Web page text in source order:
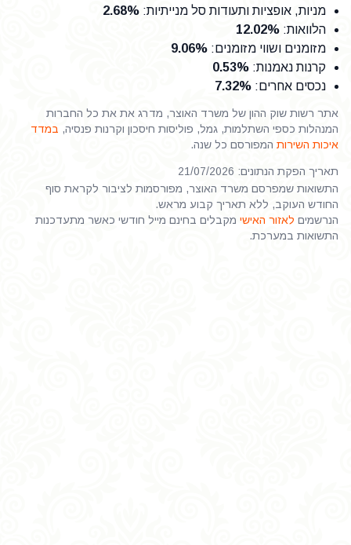
מניות, אופציות ותעודות סל מנייתיות:
2.68%
הלוואות:
12.02%
מזומנים ושווי מזומנים:
9.06%
קרנות נאמנות:
0.53%
נכסים אחרים:
7.32%
אתר רשות שוק ההון של משרד האוצר, מדרג את את כל החברות
המנהלות כספי השתלמות, גמל, פוליסות חיסכון וקרנות פנסיה, במדד
איכות השירות המפורסם כל שנה.
תאריך הפקת הנתונים: 21/07/2026
התשואות שמפרסם משרד האוצר, מפורסמות לציבור לקראת סוף
החודש העוקב, ללא תאריך קבוע מראש.
הנרשמים לאזור האישי מקבלים בחינם מייל חודשי כאשר מתעדכנות
התשואות במערכת.